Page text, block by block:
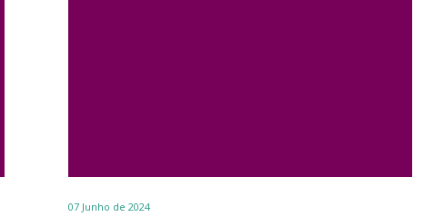
07 Junho de 2024